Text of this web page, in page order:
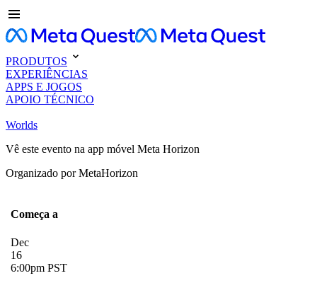
PRODUTOS
EXPERIÊNCIAS
APPS E JOGOS
APOIO TÉCNICO
Worlds
Vê este evento na app móvel Meta Horizon
Organizado por MetaHorizon
Começa a
Dec
16
6:00pm PST